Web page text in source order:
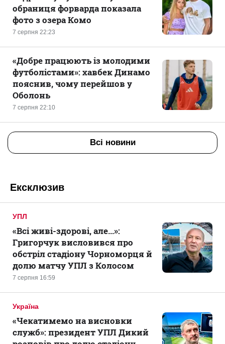
7 серпня 22:23
обраниця форварда показала
фото з озера Комо
7 серпня 22:10
«Добре працюють із молодими
футболістами»: хавбек Динамо
пояснив, чому перейшов у
Оболонь
Всі новини
Ексклюзив
УПЛ
7 серпня 16:59
«Всі живі-здорові, але...»:
Григорчук висловився про
обстріл стадіону Чорноморця й
долю матчу УПЛ з Колосом
Україна
«Чекатимемо на висновки
служб»: президент УПЛ Дикий